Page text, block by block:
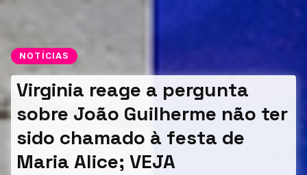
NOTÍCIAS
Virginia reage a pergunta
sobre João Guilherme não ter
sido chamado à festa de
Maria Alice; VEJA